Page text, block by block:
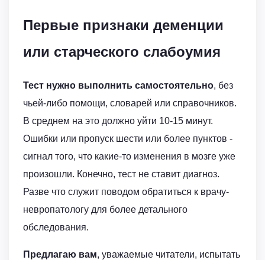
Первые признаки деменции
или старческого слабоумия
Тест нужно выполнить самостоятельно, без
чьей-либо помощи, словарей или справочников.
В среднем на это должно уйти 10-15 минут.
Ошибки или пропуск шести или более пунктов -
сигнал того, что какие-то изменения в мозге уже
произошли. Конечно, тест не ставит диагноз.
Разве что служит поводом обратиться к врачу-
невропатологу для более детального
обследования.
Предлагаю вам, уважаемые читатели, испытать